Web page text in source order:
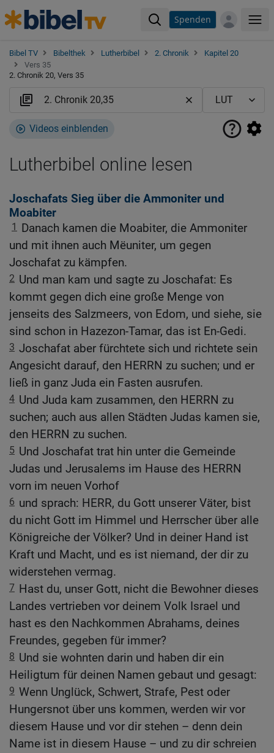
Spenden
Bibel TV Bibelthek Lutherbibel 2. Chronik
Kapitel 20
Vers 35
2. Chronik 20, Vers 35
Videos einblenden
Lutherbibel online lesen
Joschafats Sieg über die Ammoniter und
Moabiter
1
Danach kamen die Moabiter, die Ammoniter
und mit ihnen auch Mëuniter, um gegen
Joschafat zu kämpfen.
2 Und man kam und sagte zu Joschafat: Es
kommt gegen dich eine große Menge von
jenseits des Salzmeers, von Edom, und siehe, sie
sind schon in Hazezon-Tamar, das ist En-Gedi.
3 Joschafat aber fürchtete sich und richtete sein
Angesicht darauf, den HERRN zu suchen; und er
ließ in ganz Juda ein Fasten ausrufen.
4 Und Juda kam zusammen, den HERRN zu
suchen; auch aus allen Städten Judas kamen sie,
den HERRN zu suchen.
5 Und Joschafat trat hin unter die Gemeinde
Judas und Jerusalems im Hause des HERRN
vorn im neuen Vorhof
6 und sprach: HERR, du Gott unserer Väter, bist
du nicht Gott im Himmel und Herrscher über alle
Königreiche der Völker? Und in deiner Hand ist
Kraft und Macht, und es ist niemand, der dir zu
widerstehen vermag.
7 Hast du, unser Gott, nicht die Bewohner dieses
Landes vertrieben vor deinem Volk Israel und
hast es den Nachkommen Abrahams, deines
Freundes, gegeben für immer?
8 Und sie wohnten darin und haben dir ein
Heiligtum für deinen Namen gebaut und gesagt:
9 Wenn Unglück, Schwert, Strafe, Pest oder
Hungersnot über uns kommen, werden wir vor
diesem Hause und vor dir stehen – denn dein
Name ist in diesem Hause – und zu dir schreien